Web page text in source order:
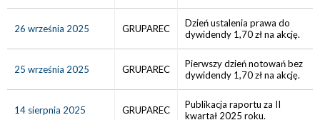
26 września 2025 GRUPAREC
Dzień ustalenia prawa do
dywidendy 1,70 zł na akcję.
25 września 2025 GRUPAREC
Pierwszy dzień notowań bez
dywidendy 1,70 zł na akcję.
14 sierpnia 2025 GRUPAREC
Publikacja raportu za II
kwartał 2025 roku.